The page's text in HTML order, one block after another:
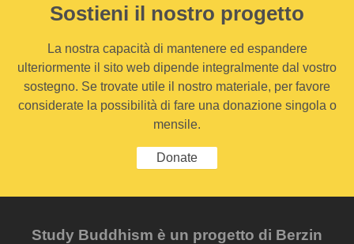
Sostieni il nostro progetto
La nostra capacità di mantenere ed espandere
ulteriormente il sito web dipende integralmente dal vostro
sostegno. Se trovate utile il nostro materiale, per favore
considerate la possibilità di fare una donazione singola o
mensile.
Donate
Study Buddhism è un progetto di Berzin